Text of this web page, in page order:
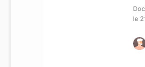
le